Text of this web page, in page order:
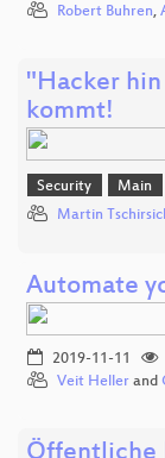
Robert Buhren,
"Hacker
kommt!
Security Main
Martin
Automate
2019-11-11
Veit Heller and